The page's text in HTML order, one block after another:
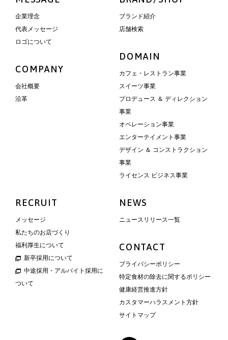
企業理念
代表メッセージ
ロゴについて
COMPANY
会社概要
沿革
ブランド紹介
店舗検索
DOMAIN
カフェ・レストラン事業
スイーツ事業
プロデュース ＆ ディレクション
事業
オペレーション事業
エンターテイメント事業
デザイン ＆ コンストラクション
事業
ライセンス ビジネス事業
RECRUIT
メッセージ
私たちのお店づくり
福利厚生について
新卒採用について
中途採用・アルバイト採用に
ついて
NEWS
ニュースリリース一覧
CONTACT
プライバシーポリシー
特定食材の除去に関するポリシー
健康経営推進方針
カスタマーハラスメント方針
サイトマップ